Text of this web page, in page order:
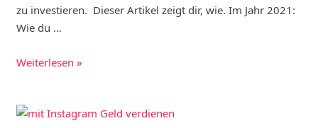
zu investieren. Dieser Artikel zeigt dir, wie. Im Jahr 2021:
Wie du …
mit
verdienen
Weiterlesen »